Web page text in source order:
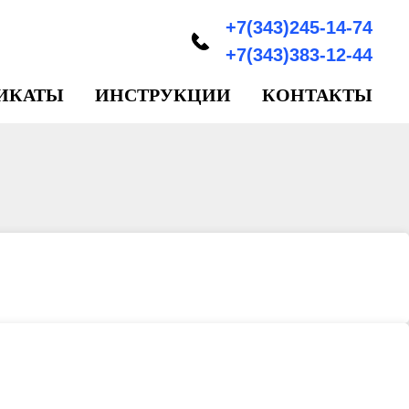
+7(343)245-14-74
+7(343)383-12-44
ИНСТРУКЦИИ КОНТАКТЫ